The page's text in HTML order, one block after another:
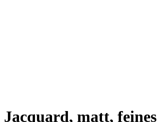
Jacquard, matt, feines